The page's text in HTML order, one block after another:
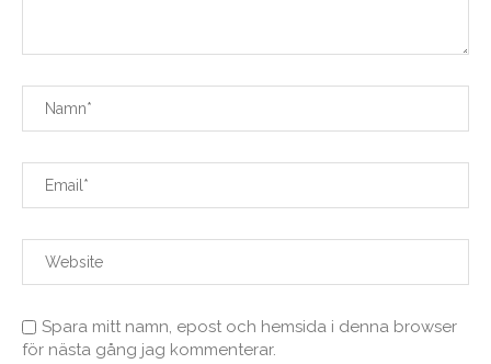
Spara mitt namn, epost och hemsida i denna browser
för nästa gång jag kommenterar.